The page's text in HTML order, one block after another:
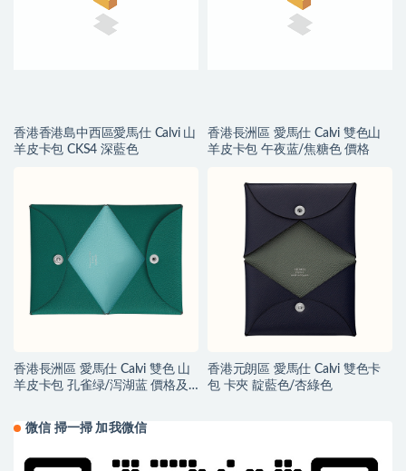
香港香港島中西區愛馬仕 Calvi 山
羊皮卡包 CKS4 深藍色
香港長洲區 愛馬仕 Calvi 雙色山
羊皮卡包 午夜蓝/焦糖色 價格
香港長洲區 愛馬仕 Calvi 雙色 山
羊皮卡包 孔雀绿/泻湖蓝 價格及
香港元朗區 愛馬仕 Calvi 雙色卡
包 卡夾 靛藍色/杏綠色
微信 掃一掃 加我微信